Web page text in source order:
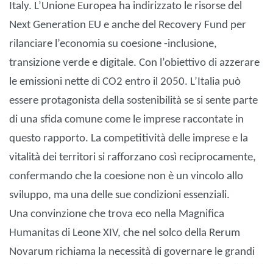
Italy. L’Unione Europea ha indirizzato le risorse del
Next Generation EU e anche del Recovery Fund per
rilanciare l’economia su coesione -inclusione,
transizione verde e digitale. Con l’obiettivo di azzerare
le emissioni nette di CO2 entro il 2050. L’Italia può
essere protagonista della sostenibilità se si sente parte
di una sfida comune come le imprese raccontate in
questo rapporto. La competitività delle imprese e la
vitalità dei territori si rafforzano così reciprocamente,
confermando che la coesione non è un vincolo allo
sviluppo, ma una delle sue condizioni essenziali.
Una convinzione che trova eco nella Magnifica
Humanitas di Leone XIV, che nel solco della Rerum
Novarum richiama la necessità di governare le grandi